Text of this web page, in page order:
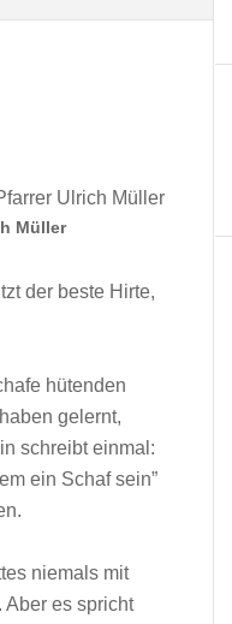
Müller
der beste Hirte,
hütenden
gelernt,
schreibt einmal:
ein Schaf sein”
niemals mit
es spricht